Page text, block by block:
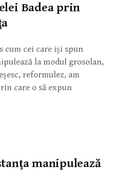
Badea prin
cum cei care işi spun
la modul grosolan,
reformulez, am
care o să expun
manipulează